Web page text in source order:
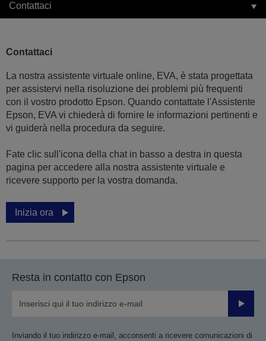
Contattaci
Contattaci
La nostra assistente virtuale online, EVA, è stata progettata
per assistervi nella risoluzione dei problemi più frequenti
con il vostro prodotto Epson. Quando contattate l'Assistente
Epson, EVA vi chiederà di fornire le informazioni pertinenti e
vi guiderà nella procedura da seguire.
Fate clic sull'icona della chat in basso a destra in questa
pagina per accedere alla nostra assistente virtuale e
ricevere supporto per la vostra domanda.
Inizia ora
Resta in contatto con Epson
Invia
Inviando il tuo indirizzo e-mail, acconsenti a ricevere comunicazioni di